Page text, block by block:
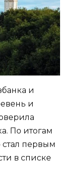
и
и
По итогам
первым
в списке